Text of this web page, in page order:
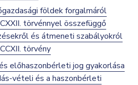
földek forgalmáról
törvénnyel összefüggő
és átmeneti szabályokról
törvény
előhaszonbérleti jog gyakorlása
vételi és a haszonbérleti